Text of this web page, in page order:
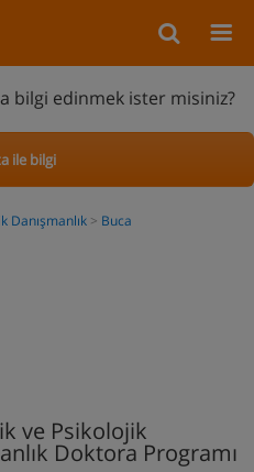
bilgi edinmek ister misiniz?
ile bilgi
Danışmanlık Buca
ve Psikolojik
Doktora Programı